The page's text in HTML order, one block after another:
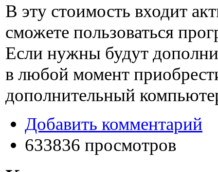
В эту стоимость входит
сможете пользоваться
Если нужны будут
в любой момент
дополнительный
Добавить комментарий
633836 просмотров